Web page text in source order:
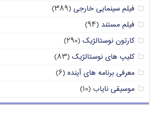
فیلم سینمایی خارجی (۳۸۹)
فیلم مستند (۹۴)
کارتون نوستالژیک (۲۹۰)
کلیپ های نوستالژیک (۸۳)
معرفی برنامه های آینده (۶)
موسیقی نایاب (۱۰)